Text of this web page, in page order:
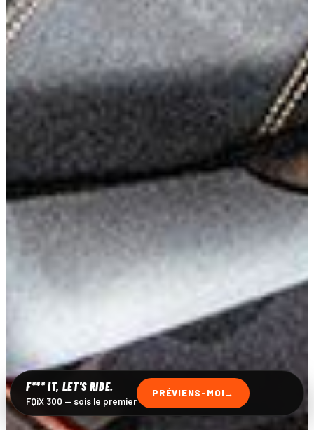
F*** IT, LET'S RIDE.
FQiX 300 — sois le premier
PRÉVIENS-MOI